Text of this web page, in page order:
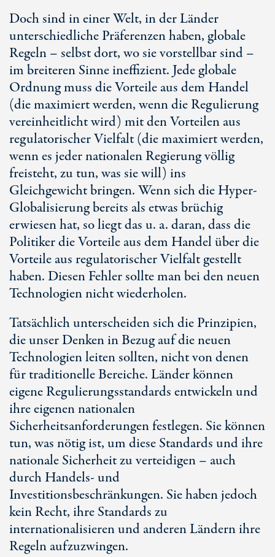
Doch sind in einer Welt, in der Länder
unterschiedliche Präferenzen haben, globale
Regeln – selbst dort, wo sie vorstellbar sind –
im breiteren Sinne ineffizient. Jede globale
Ordnung muss die Vorteile aus dem Handel
(die maximiert werden, wenn die Regulierung
vereinheitlicht wird) mit den Vorteilen aus
regulatorischer Vielfalt (die maximiert werden,
wenn es jeder nationalen Regierung völlig
freisteht, zu tun, was sie will) ins
Gleichgewicht bringen. Wenn sich die Hyper-
Globalisierung bereits als etwas brüchig
erwiesen hat, so liegt das u. a. daran, dass die
Politiker die Vorteile aus dem Handel über die
Vorteile aus regulatorischer Vielfalt gestellt
haben. Diesen Fehler sollte man bei den neuen
Technologien nicht wiederholen.
Tatsächlich unterscheiden sich die Prinzipien,
die unser Denken in Bezug auf die neuen
Technologien leiten sollten, nicht von denen
für traditionelle Bereiche. Länder können
eigene Regulierungsstandards entwickeln und
ihre eigenen nationalen
Sicherheitsanforderungen festlegen. Sie können
tun, was nötig ist, um diese Standards und ihre
nationale Sicherheit zu verteidigen – auch
durch Handels- und
Investitionsbeschränkungen. Sie haben jedoch
kein Recht, ihre Standards zu
internationalisieren und anderen Ländern ihre
Regeln aufzuzwingen.